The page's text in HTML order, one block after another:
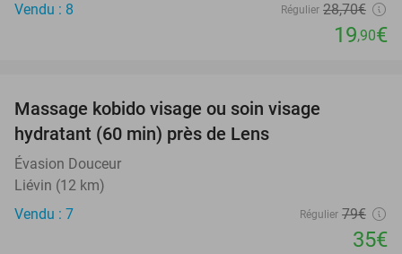
Vendu : 8
Régulier 28,70€
19,90€
Massage kobido visage ou soin visage
hydratant (60 min) près de Lens
Évasion Douceur
Liévin (12 km)
Vendu : 7
Régulier 79€
35€